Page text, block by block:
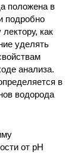
положена в
подробно
как
уделять
анализа.
в
водорода
от рН